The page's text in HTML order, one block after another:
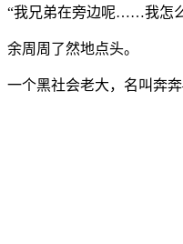
“我兄弟在旁边呢……我
余周周了然地点头。
一个黑社会老大，名叫奔